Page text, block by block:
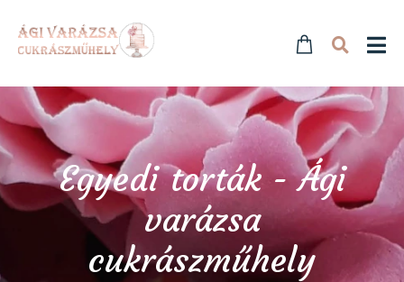
Egyedi torták - Ági
varázsa
cukrászműhely